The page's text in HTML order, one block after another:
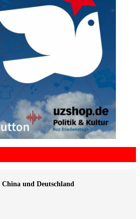
und Deutschland